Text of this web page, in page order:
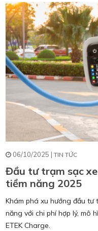
06/10/2025 | TIN TỨC
Đầu tư trạm sạc
tiềm năng 2025
Khám phá xu hướng đầu tư
năng với chi phí hợp lý, mô
ETEK Charge.